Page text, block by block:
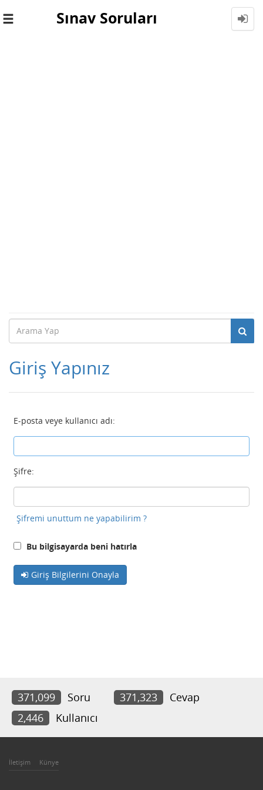
Toggle
Sınav Soruları
Giriş Yapınız
E-posta veye kullanıcı adı:
Şifre:
Şifremi unuttum ne yapabilirim ?
Bu bilgisayarda beni hatırla
Giriş Bilgilerini Onayla
371,099 Soru 371,323
Cevap
2,446
Kullanıcı
İletişim Künye